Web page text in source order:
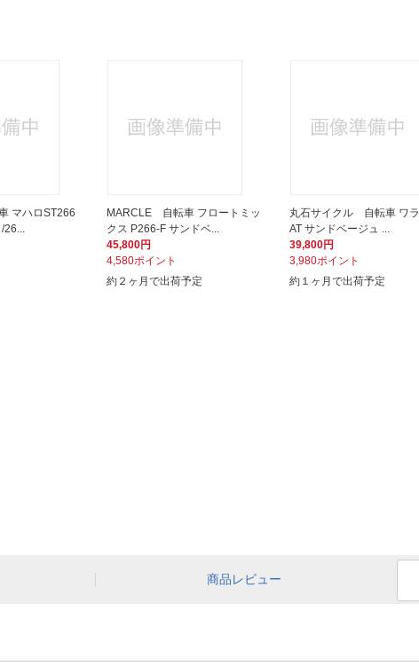
マハロST266
26...
MARCLE 自転車 フロートミッ
クス P266-F サンドベ...
45,800円
4,580ポイント
約２ヶ月で出荷予定
丸石サイクル 自転車 ワ
AT サンドベージュ ...
39,800円
3,980ポイント
約１ヶ月で出荷予定
商品レビュー